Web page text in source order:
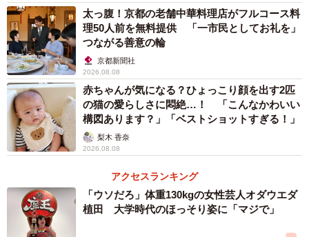
中」と書かれた画像ではLEDの文字が「空」になっている
一方、「充電完了」の画像ではLEDの文字が「満」に！満
車空車表示器を再現したディスプレイがバッテリーの充電
状況をひと目で教えてくれます。
Twitterでは、「めっちゃ欲しい！」「商品化しないと後悔
するレベルの商品」「これわかりやすくて良い」「インテ
リアとしてもありだな…」「ユーモアに溢れとる」などの
声が寄せられていました。
この写真を投稿したのは、ユニークな架空プロダクトを投
稿しているTwitterユーザーのミチル(@mitiruxxx) さん。今回
の「駐車場看板のモバイルバッテリー」の制作について、
太っ腹！京都の老舗中華料理店がフルコース料
理50人前を無料提供 「一市民としてお礼を」
つながる善意の輪
京都新聞社
2026.08.08
赤ちゃんが気になる？ひょっこり顔を出す2匹
の猫の愛らしさに悶絶…！ 「こんなかわいい
構図あります？」「ベストショットすぎる！」
梨木 香奈
2026.08.08
アクセスランキング
「ウソだろ」体重130kgの女性芸人オダウエダ
植田 大学時代のほっそり姿に「マジで」